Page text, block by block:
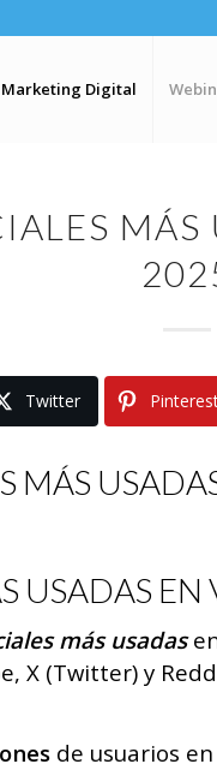
Digital
Twitter
USADAS
más usadas
X (Twitter) y
de usuarios